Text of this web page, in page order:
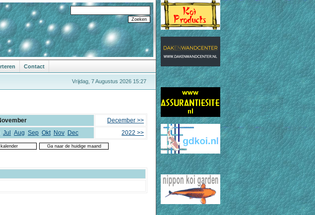
Contact
Vrijdag, 7 Augustus 2026 15:27
December >>
Jul Aug Sep Okt Nov Dec 2022 >>